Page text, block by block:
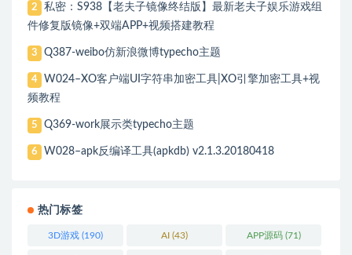
2
私密：S938【老夫子镜像终结版】最新老夫子娱乐游戏组
件修复版镜像+双端APP+视频搭建教程
3 Q387-weibo仿新浪微博typecho主题
4
W024–XO客户端UI字符串加密工具|XO引擎加密工具+视
频教程
5 Q369-work展示类typecho主题
6 W028–apk反编译工具(apkdb) v2.1.3.20180418
热门标签
3D游戏 (190) AI (43) APP源码(71)